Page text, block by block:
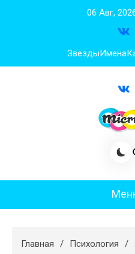
06 Авг,
ЗвездыИмена
Худеем
Главная Психология